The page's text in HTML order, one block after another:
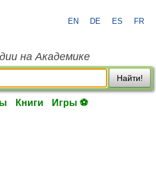
EN DE ES FR
на Академике
Найти!
Книги Игры ⚽